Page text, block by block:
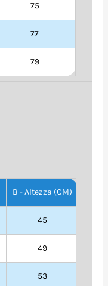
75
77
79
B - Altezza (CM)
45
49
53